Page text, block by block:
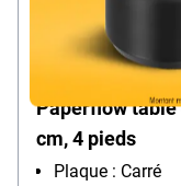
Paperflow table
cm, 4 pieds
Plaque : Carré